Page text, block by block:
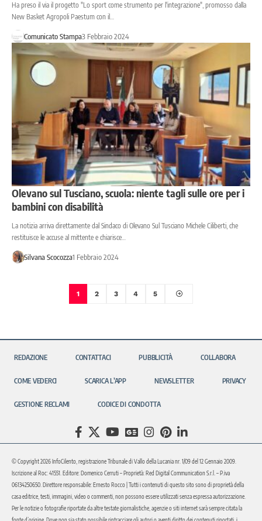
Ha preso il via il progetto "Lo sport come strumento per l'integrazione", promosso dalla
New Basket Agropoli Paestum con il…
Comunicato Stampa3 Febbraio 2024
Olevano sul Tusciano, scuola: niente tagli sulle ore per i
bambini con disabilità
La notizia arriva direttamente dal Sindaco di Olevano Sul Tusciano Michele Ciliberti, che
restituisce le accuse al mittente e chiarisce…
Silvana Scocozza1 Febbraio 2024
1 2 3 4 5
REDAZIONE CONTATTACI PUBBLICITÀ COLLABORA
COME VEDERCI SCARICA L’APP NEWSLETTER PRIVACY
GESTIONE RECLAMI CODICE DI CONDOTTA
© Copyright 2026 InfoCilento, registrazione Tribunale di Vallo della Lucania nr. 1/09 del 12 Gennaio 2009.
Iscrizione al Roc: 41551. Editore: Domenico Cerruti – Proprietà: Red Digital Communication S.r.l. – P.iva
06134250650. Direttore responsabile: Ernesto Rocco | Tutti i contenuti di questo sito sono di proprietà della
casa editrice, testi, immagini, video o commenti, non possono essere utilizzati senza espressa autorizzazione.
Per le notizie o fotografie riportate da altre testate giornalistiche, agenzie o siti internet sarà sempre citata la